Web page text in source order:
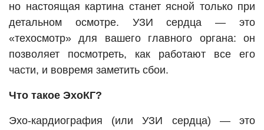
но настоящая картина станет ясной только при
детальном осмотре. УЗИ сердца — это
«техосмотр» для вашего главного органа: он
позволяет посмотреть, как работают все его
части, и вовремя заметить сбои.
Что такое ЭхоКГ?
Эхо-кардиография (или УЗИ сердца) — это